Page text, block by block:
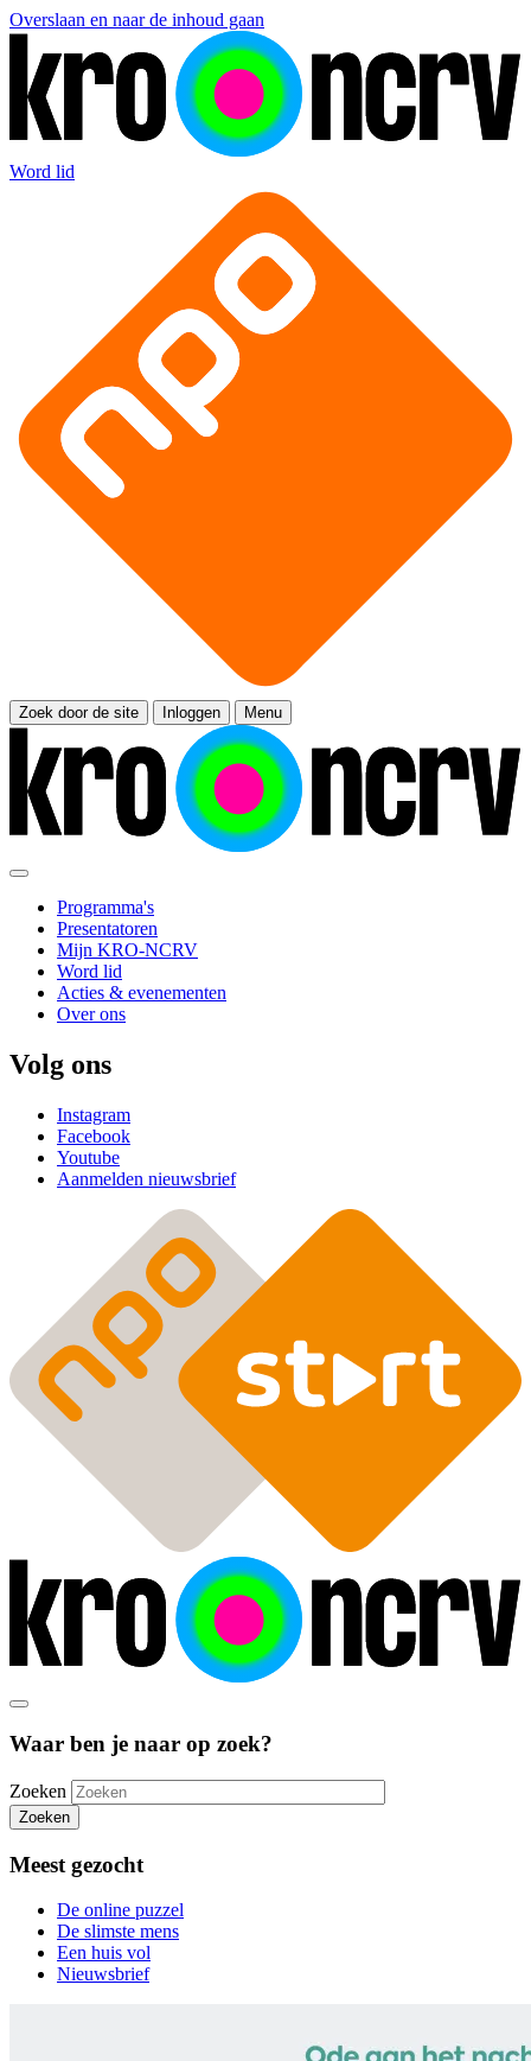
Overslaan en naar de inhoud gaan
Word lid
Zoek door de site Inloggen Menu
Programma's
Presentatoren
Mijn KRO-NCRV
Word lid
Acties & evenementen
Over ons
Volg ons
Instagram
Facebook
Youtube
Aanmelden nieuwsbrief
Waar ben je naar op zoek?
Zoeken
Zoeken
Meest gezocht
De online puzzel
De slimste mens
Een huis vol
Nieuwsbrief